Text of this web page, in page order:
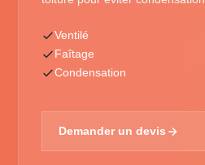
Ventilé
Faîtage
Condensation
Demander un devis